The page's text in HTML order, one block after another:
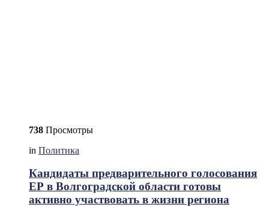
738 Просмотры
in Политика
Кандидаты предварительного голосования
ЕР в Волгоградской области готовы
активно участвовать в жизни региона